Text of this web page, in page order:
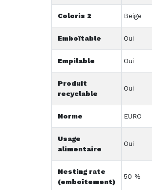
Coloris 2 Beige
Emboîtable Oui
Empilable Oui
Produit
recyclable
Oui
Norme EURO
Usage
alimentaire
Oui
Nesting rate
(emboîtement)
50 %